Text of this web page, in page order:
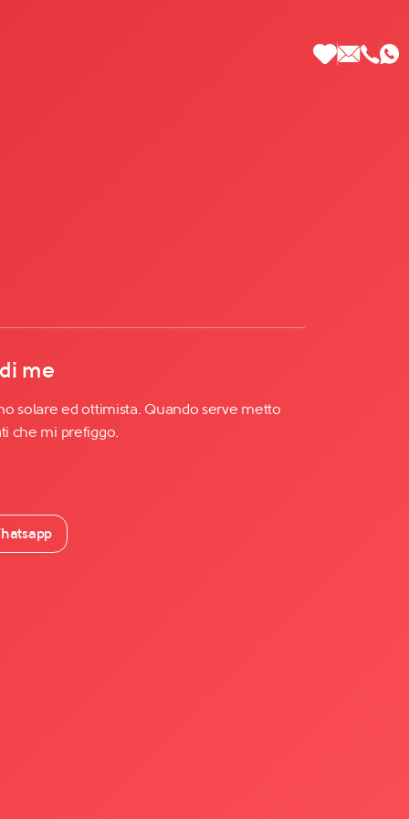
me
solare ed ottimista. Quando serve metto
che mi prefiggo.